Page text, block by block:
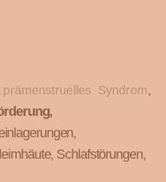
prämenstruelles Syndrom,
Schlafstörungen,